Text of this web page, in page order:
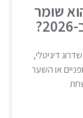
שומר
דיגיטלי,
או השער